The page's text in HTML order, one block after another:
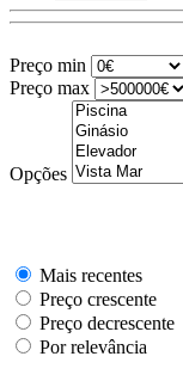
Preço min
Preço max
Opções
Mais recentes
Preço crescente
Preço decrescente
Por relevância